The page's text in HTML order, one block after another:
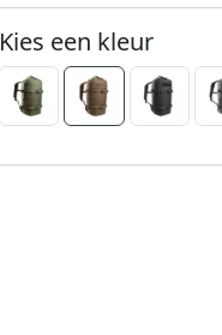
Kies een kleur